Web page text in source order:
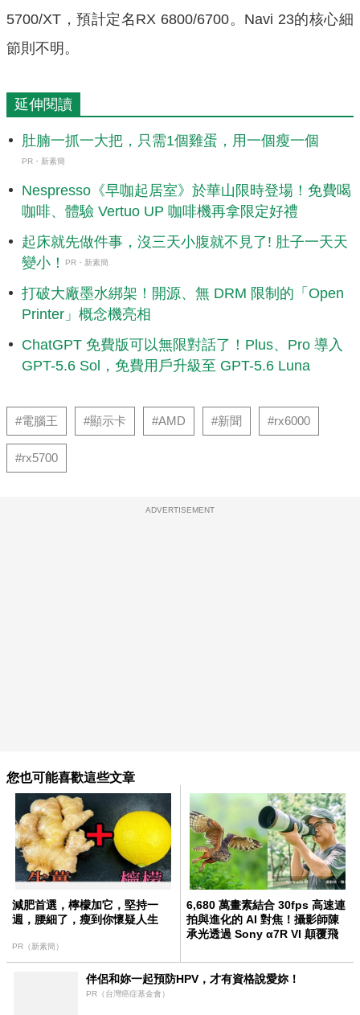
5700/XT，預計定名RX 6800/6700。Navi 23的核心細
節則不明。
延伸閱讀
肚腩一抓一大把，只需1個雞蛋，用一個瘦一個
PR・新素簡
Nespresso《早咖起居室》於華山限時登場！免費喝
咖啡、體驗 Vertuo UP 咖啡機再拿限定好禮
起床就先做件事，沒三天小腹就不見了! 肚子一天天
變小！
PR・新素簡
打破大廠墨水綁架！開源、無 DRM 限制的「Open
Printer」概念機亮相
ChatGPT 免費版可以無限對話了！Plus、Pro 導入
GPT-5.6 Sol，免費用戶升級至 GPT-5.6 Luna
#電腦王 #顯示卡 #AMD #新聞 #rx6000
#rx5700
ADVERTISEMENT
您也可能喜歡這些文章
減肥首選，檸檬加它，堅持一
週，腰細了，瘦到你懷疑人生
PR（新素簡）
6,680 萬畫素結合 30fps 高速連
拍與進化的 AI 對焦！攝影師陳
承光透過 Sony α7R VI 顛覆飛
伴侶和妳一起預防HPV，才有資格說愛妳！
PR（台灣癌症基金會）